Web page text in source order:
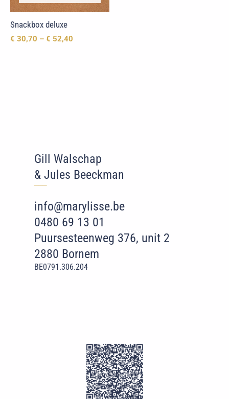
Snackbox deluxe
€ 30,70 – € 52,40
Gill Walschap
& Jules Beeckman
info@marylisse.be
0480 69 13 01
Puursesteenweg 376, unit 2
2880 Bornem
BE0791.306.204